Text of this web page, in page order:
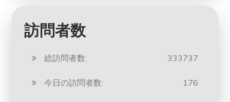
訪問者数
333737
総訪問者数:
176
今日の訪問者数: